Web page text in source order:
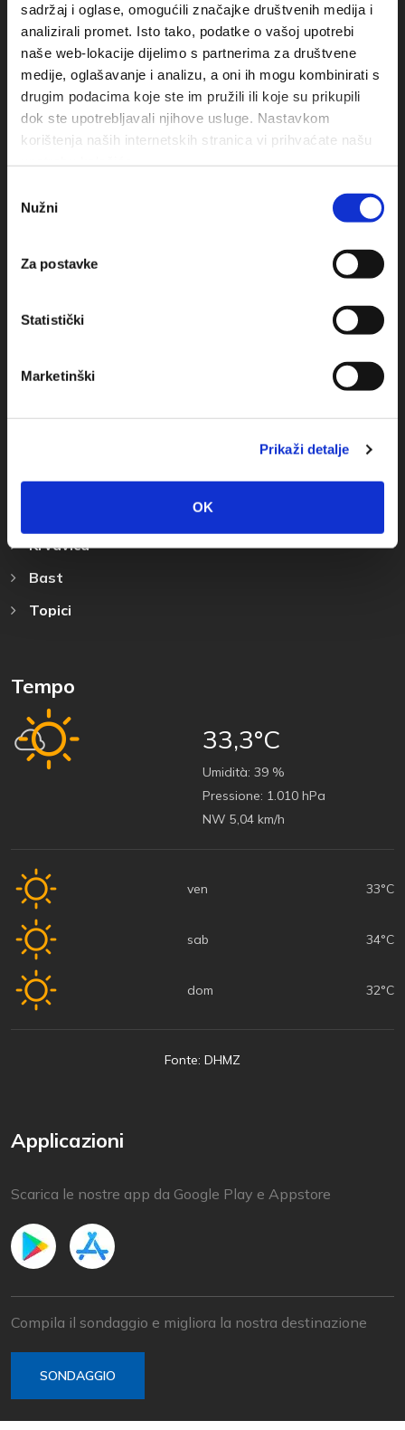
sadržaj i oglase, omogućili značajke društvenih medija i
analizirali promet. Isto tako, podatke o vašoj upotrebi
naše web-lokacije dijelimo s partnerima za društvene
medije, oglašavanje i analizu, a oni ih mogu kombinirati s
drugim podacima koje ste im pružili ili koje su prikupili
dok ste upotrebljavali njihove usluge. Nastavkom
korištenja naših internetskih stranica vi prihvaćate našu
pristanka
Nužni
Za postavke
Statistički
Marketinški
Prikaži detalje
OK
Obala sv. Nikole 31, Baška Voda
+385(0)21 678754
info@baskavoda.hr
Promajna
Krvavica
Bast
Topici
Tempo
33,3°C
Umidità: 39 %
Pressione: 1.010 hPa
NW 5,04 km/h
ven 33°C
sab 34°C
dom 32°C
Fonte: DHMZ
Applicazioni
Scarica le nostre app da Google Play e Appstore
Compila il sondaggio e migliora la nostra destinazione
SONDAGGIO